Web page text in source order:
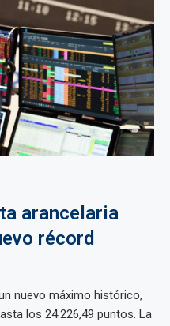
arancelaria
récord
nuevo máximo histórico,
los 24.226,49 puntos. La